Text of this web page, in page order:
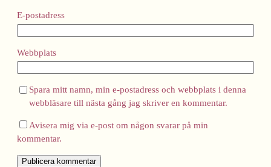
E-postadress
Webbplats
Spara mitt namn, min e-postadress och webbplats i denna
webbläsare till nästa gång jag skriver en kommentar.
Avisera mig via e-post om någon svarar på min
kommentar.